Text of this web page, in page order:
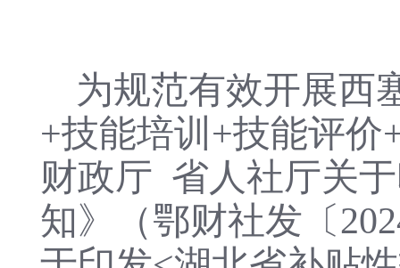
为规范有效开展西
+技能培训+技能评价
财政厅 省人社厅关
知》（鄂财社发〔